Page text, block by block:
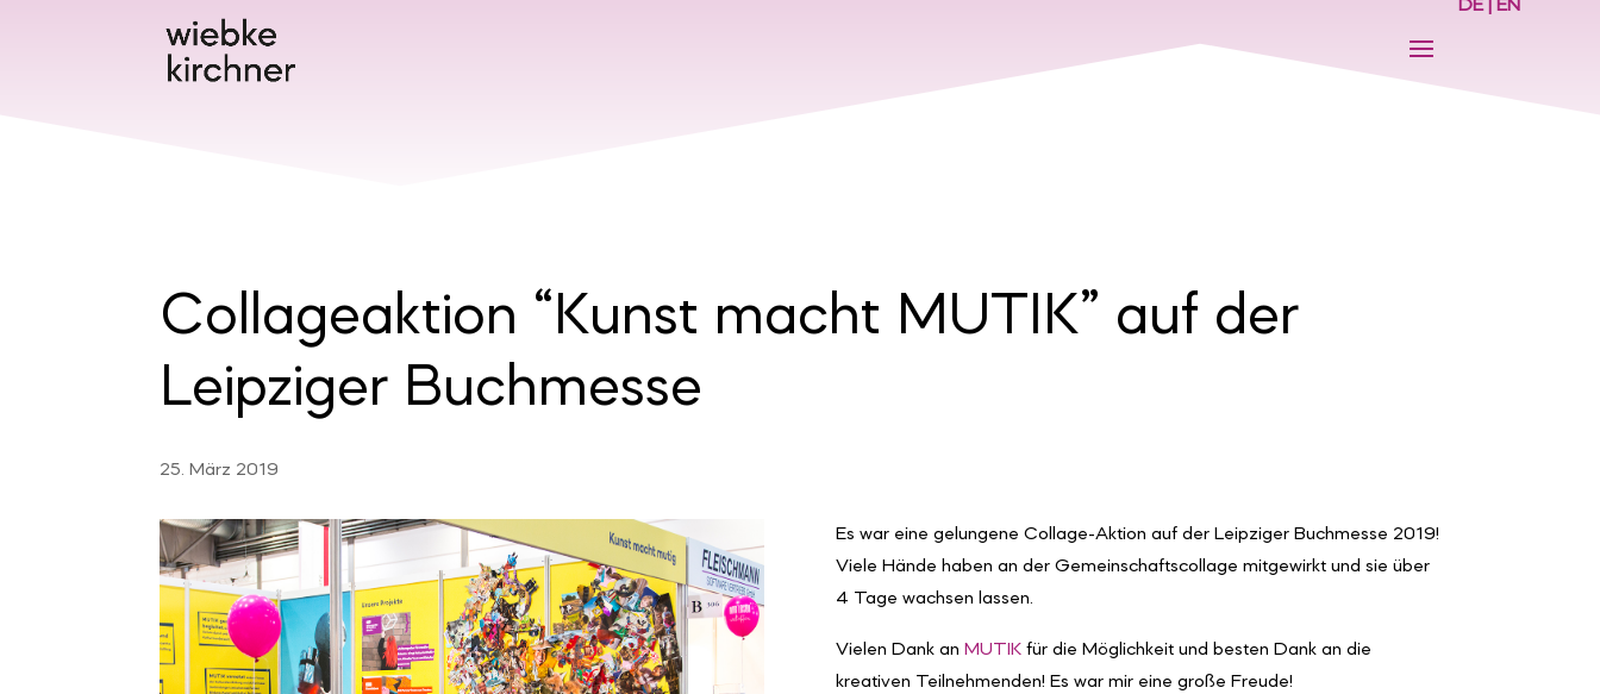
DE| EN
Collageaktion “Kunst macht MUTIK” auf der
Leipziger Buchmesse
25. März 2019
Es war eine gelungene Collage-Aktion auf der Leipziger Buchmesse 2019!
Viele Hände haben an der Gemeinschaftscollage mitgewirkt und sie über
4 Tage wachsen lassen.
Vielen Dank an MUTIK für die Möglichkeit und besten Dank an die
kreativen Teilnehmenden! Es war mir eine große Freude!